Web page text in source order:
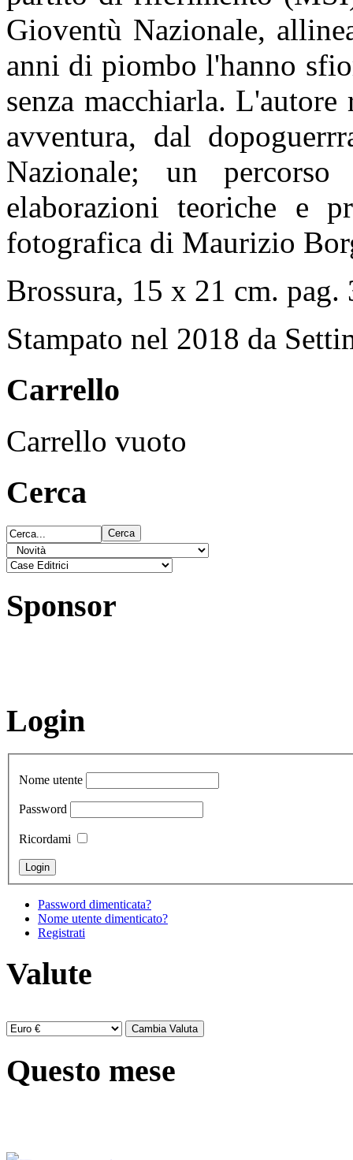
Gioventù Nazionale,
anni di piombo l'hanno
senza macchiarla.
avventura, dal
Nazionale; un
elaborazioni teoriche e
fotografica di Maurizio
Brossura, 15 x 21 cm.
Stampato nel 2018 da
Carrello
Carrello vuoto
Cerca
Sponsor
Login
Nome utente
Password
Ricordami
Password dimenticata?
Nome utente dimenticato?
Registrati
Valute
Questo mese